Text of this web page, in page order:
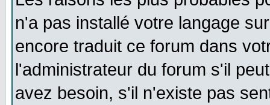
n'a pas installé votre langage
encore traduit ce forum dans
l'administrateur du forum s'il
avez besoin, s'il n'existe pas